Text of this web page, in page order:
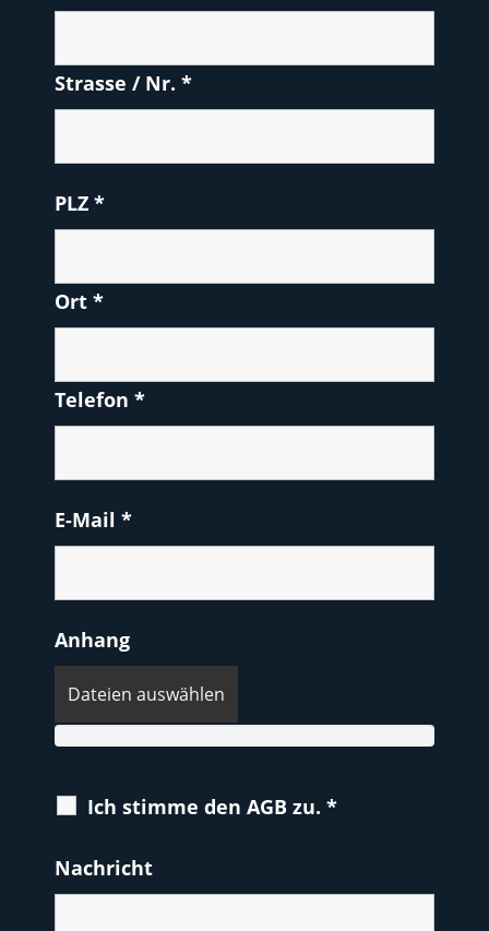
Strasse / Nr. *
PLZ *
Ort *
Telefon *
E-Mail *
Anhang
Dateien auswählen
Ich stimme den AGB zu. *
Nachricht